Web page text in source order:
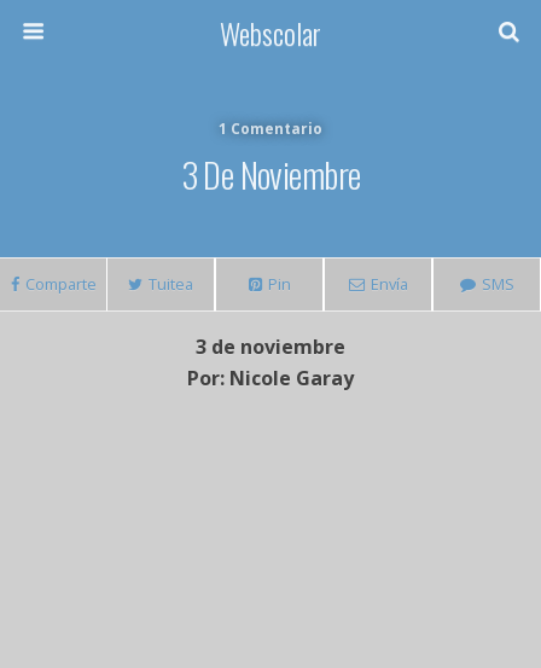
Webscolar
1 Comentario
3 De Noviembre
Comparte Tuitea Pin Envía SMS
3 de noviembre
Por: Nicole Garay